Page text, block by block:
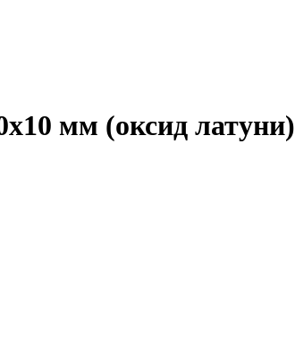
мм (оксид латуни)